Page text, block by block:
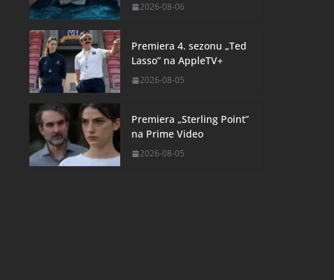
2026-08-06
Premiera 4. sezonu „Ted
Lasso” na AppleTV+
2026-08-05
Premiera „Sterling Point”
na Prime Video
2026-08-05